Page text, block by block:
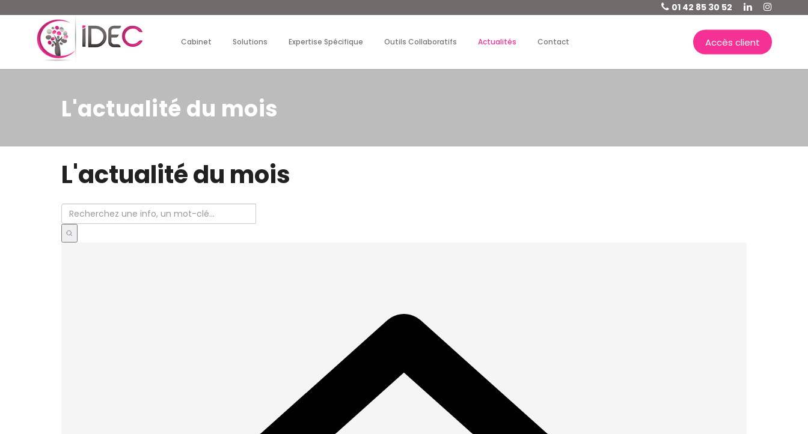
01 42 85 30 52
Cabinet Solutions Expertise Spécifique Outils Collaboratifs Actualités Contact Accès client
L'actualité du mois
L'actualité du mois